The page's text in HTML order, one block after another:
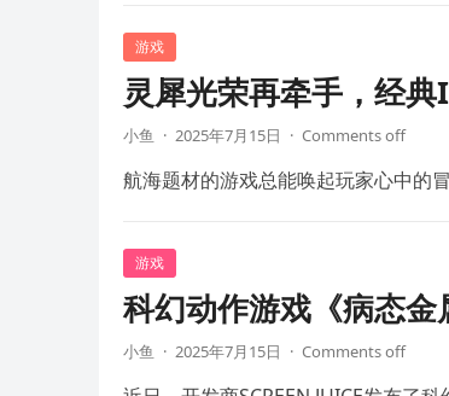
游戏
灵犀光荣再牵手，经
小鱼 · 2025年7月15日 · Comments off
航海题材的游戏总能唤起玩家心中的
游戏
科幻动作游戏《病态
小鱼 · 2025年7月15日 · Comments off